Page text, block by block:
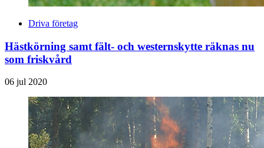
Driva företag
Hästkörning samt fält- och westernskytte räknas nu
som friskvård
06 jul 2020